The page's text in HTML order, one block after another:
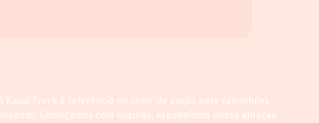
Kauai Truck é referência no setor de peças para caminhões
Começamos com buzinas, expandimos nossa atuação